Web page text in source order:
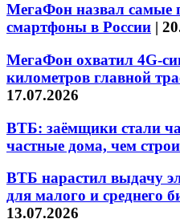
МегаФон назвал самые
смартфоны в России |
МегаФон охватил 4G-
километров главной
17.07.2026
ВТБ: заёмщики стали
частные дома, чем
ВТБ нарастил выдачу
для малого и среднего
13.07.2026